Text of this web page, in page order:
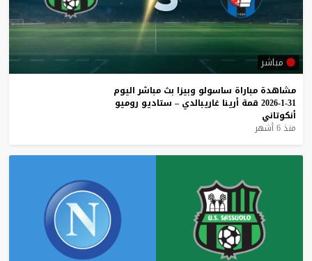
مباشر
مشاهدة مباراة ساسولو وبيزا بث مباشر اليوم
31-1-2026
قمة أرينا غاريبالدي – ستاديو روميو
أنكوتاني
منذ 6 أشهر